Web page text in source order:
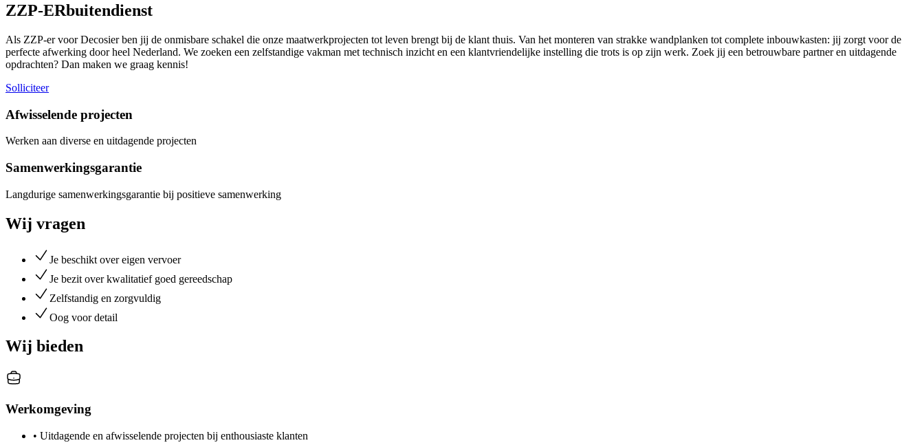
ZZP-ERbuitendienst
Als ZZP-er voor Decosier ben jij de onmisbare schakel die onze maatwerkprojecten tot leven brengt bij de klant thuis. Van het monteren van strakke wandplanken tot complete inbouwkasten: jij zorgt voor de
perfecte afwerking door heel Nederland. We zoeken een zelfstandige vakman met technisch inzicht en een klantvriendelijke instelling die trots is op zijn werk. Zoek jij een betrouwbare partner en uitdagende
opdrachten? Dan maken we graag kennis!
Solliciteer
Afwisselende projecten
Werken aan diverse en uitdagende projecten
Samenwerkingsgarantie
Langdurige samenwerkingsgarantie bij positieve samenwerking
Wij vragen
Je beschikt over eigen vervoer
Je bezit over kwalitatief goed gereedschap
Zelfstandig en zorgvuldig
Oog voor detail
Wij bieden
Werkomgeving
• Uitdagende en afwisselende projecten bij enthousiaste klanten